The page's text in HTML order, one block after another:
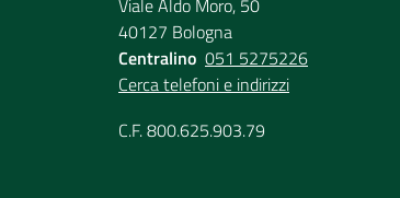
40127 Bologna
Centralino 051 5275226
Cerca telefoni e indirizzi
C.F. 800.625.903.79